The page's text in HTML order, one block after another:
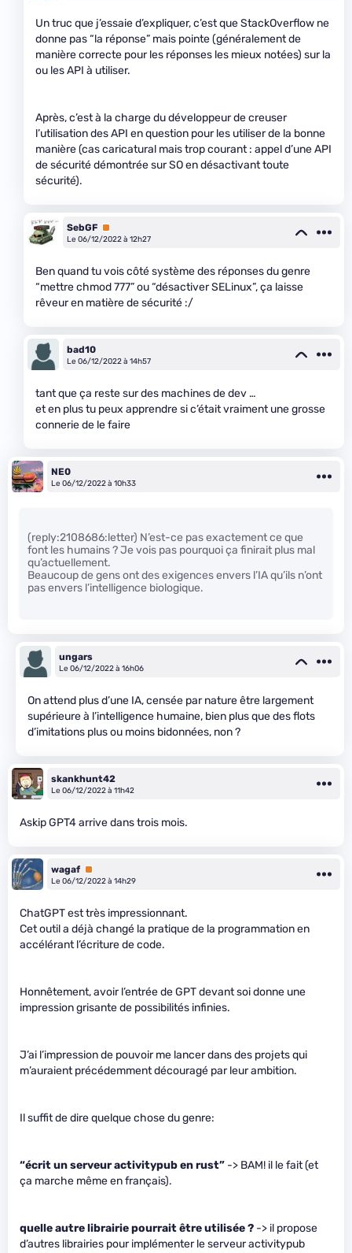
Un truc que j’essaie d’expliquer, c’est que StackOverflow ne
donne pas “la réponse” mais pointe (généralement de
manière correcte pour les réponses les mieux notées) sur la
ou les API à utiliser.
Après, c’est à la charge du développeur de creuser
l’utilisation des API en question pour les utiliser de la bonne
manière (cas caricatural mais trop courant : appel d’une API
de sécurité démontrée sur SO en désactivant toute
sécurité).
SebGF Premium
Le 06/12/2022 à 12h27
Ben quand tu vois côté système des réponses du genre
“mettre chmod 777” ou “désactiver SELinux”, ça laisse
rêveur en matière de sécurité :/
bad10
Le 06/12/2022 à 14h57
tant que ça reste sur des machines de dev …
et en plus tu peux apprendre si c’était vraiment une grosse
connerie de le faire
NE0
Le 06/12/2022 à 10h33
(reply:2108686:letter) N’est-ce pas exactement ce que
font les humains ? Je vois pas pourquoi ça finirait plus mal
qu’actuellement.
Beaucoup de gens ont des exigences envers l’IA qu’ils n’ont
pas envers l’intelligence biologique.
ungars
Le 06/12/2022 à 16h06
On attend plus d’une IA, censée par nature être largement
supérieure à l’intelligence humaine, bien plus que des flots
d’imitations plus ou moins bidonnées, non ?
skankhunt42
Le 06/12/2022 à 11h42
Askip GPT4 arrive dans trois mois.
wagaf Premium
Le 06/12/2022 à 14h29
ChatGPT est très impressionnant.
Cet outil a déjà changé la pratique de la programmation en
accélérant l’écriture de code.
Honnêtement, avoir l’entrée de GPT devant soi donne une
impression grisante de possibilités infinies.
J’ai l’impression de pouvoir me lancer dans des projets qui
m’auraient précédemment découragé par leur ambition.
Il suffit de dire quelque chose du genre:
“écrit un serveur activitypub en rust” -> BAM! il le fait (et
ça marche même en français).
quelle autre librairie pourrait être utilisée ? -> il propose
d’autres librairies pour implémenter le serveur activitypub